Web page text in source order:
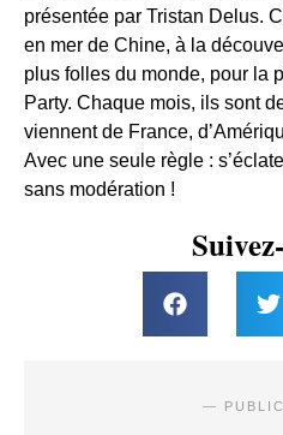
présentée par Tristan Delus.
en mer de Chine, à la
plus folles du monde, pour la
Party. Chaque mois, ils sont
viennent de France,
Avec une seule règle :
sans modération !
—